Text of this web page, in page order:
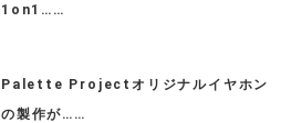
1on1……
Palette Projectオリジナルイヤホン
の製作が……